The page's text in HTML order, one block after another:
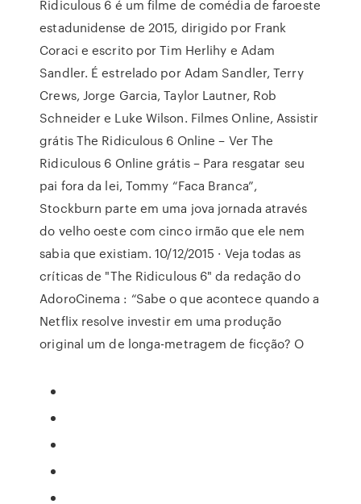
Ridiculous 6 é um filme de comédia de faroeste
estadunidense de 2015, dirigido por Frank
Coraci e escrito por Tim Herlihy e Adam
Sandler. É estrelado por Adam Sandler, Terry
Crews, Jorge Garcia, Taylor Lautner, Rob
Schneider e Luke Wilson. Filmes Online, Assistir
grátis The Ridiculous 6 Online – Ver The
Ridiculous 6 Online grátis – Para resgatar seu
pai fora da lei, Tommy “Faca Branca”,
Stockburn parte em uma jova jornada através
do velho oeste com cinco irmão que ele nem
sabia que existiam. 10/12/2015 · Veja todas as
críticas de "The Ridiculous 6" da redação do
AdoroCinema : “Sabe o que acontece quando a
Netflix resolve investir em uma produção
original um de longa-metragem de ficção? O